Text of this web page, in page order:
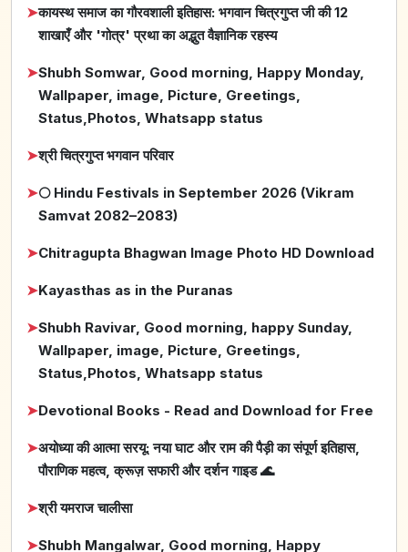
➤कायस्थ समाज का गौरवशाली इतिहास: भगवान चित्रगुप्त जी की 12
शाखाएँ और 'गोत्र' प्रथा का अद्भुत वैज्ञानिक रहस्य
➤Shubh Somwar, Good morning, Happy Monday,
Wallpaper, image, Picture, Greetings,
Status,Photos, Whatsapp status
➤श्री चित्रगुप्त भगवान परिवार
➤🌕 Hindu Festivals in September 2026 (Vikram
Samvat 2082–2083)
➤Chitragupta Bhagwan Image Photo HD Download
➤Kayasthas as in the Puranas
➤Shubh Ravivar, Good morning, happy Sunday,
Wallpaper, image, Picture, Greetings,
Status,Photos, Whatsapp status
➤Devotional Books - Read and Download for Free
➤अयोध्या की आत्मा सरयू: नया घाट और राम की पैड़ी का संपूर्ण इतिहास,
पौराणिक महत्व, क्रूज़ सफारी और दर्शन गाइड 🌊
➤श्री यमराज चालीसा
➤Shubh Mangalwar, Good morning, Happy